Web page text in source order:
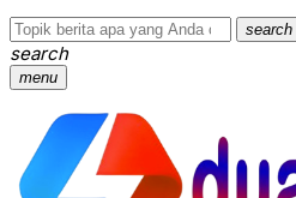
search
search
menu